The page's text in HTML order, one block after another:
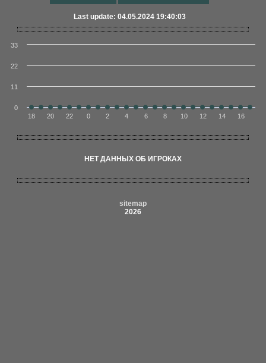
Last update: 04.05.2024 19:40:03
18 20 22 0 2 4 6 8 10 12 14 16
0
11
22
33
НЕТ ДАННЫХ ОБ ИГРОКАХ
sitemap
2026